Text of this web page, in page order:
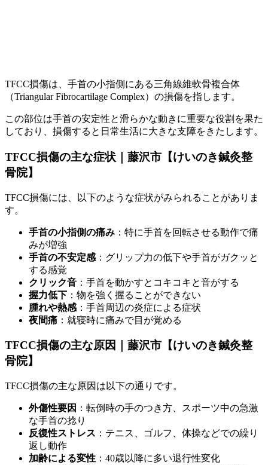
TFCC損傷は、手首の小指側にある三角線維軟骨複合体
（Triangular Fibrocartilage Complex）の損傷を指します。
この部位は手首の安定性と滑らかな動きに重要な役割を果た
しており、損傷すると日常生活に大きな支障をきたします。
TFCC損傷の主な症状｜藤沢市【けいのき鍼灸整
骨院】
TFCC損傷には、以下のような症状がみられることがありま
す。
手首の小指側の痛み ：特に手首を回転させる動作で痛
みが増強
手首の不安定感 ：グリップ力の低下や手首がガクッと
する感覚
クリック音 ：手首を動かすとコキコキと音がする
握力低下 ：物を強く握ることができない
腫れや熱感 ：手首周辺の炎症による症状
夜間痛 ：就寝時に痛みで目が覚める
TFCC損傷の主な原因｜藤沢市【けいのき鍼灸整
骨院】
TFCC損傷の主な原因は以下の通りです。
外傷性要因 ：転倒時の手のつき方、スポーツ中の急激
な手首の捻り
反復性ストレス ：テニス、ゴルフ、体操などでの繰り
返し動作
加齢による変性 ：40歳以降に多い退行性変化